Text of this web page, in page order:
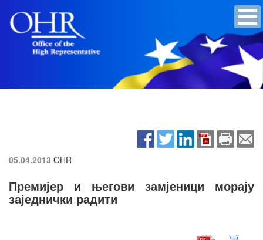
05.04.2013 OHR
Премијер и његови замјеници морају
заједнички радити